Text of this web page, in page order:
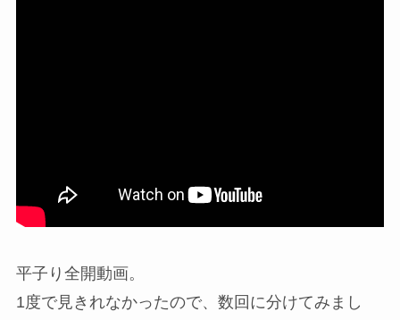
平子り全開動画。
1度で見きれなかったので、数回に分けてみまし